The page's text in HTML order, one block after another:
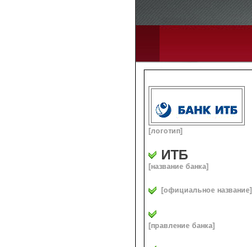
[логотип]
ИТБ
[название банка]
[официальное название]
[правление банка]